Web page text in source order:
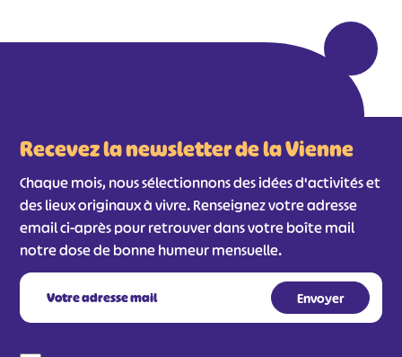
Recevez la newsletter de la Vienne
Chaque mois, nous sélectionnons des idées d'activités et
des lieux originaux à vivre. Renseignez votre adresse
email ci-après pour retrouver dans votre boîte mail
notre dose de bonne humeur mensuelle.